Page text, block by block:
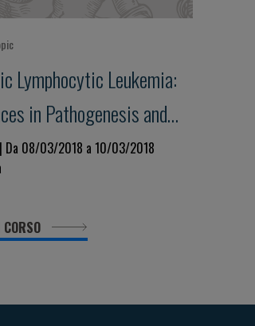
Lymphocytic Leukemia:
in Pathogenesis and
| Da 08/03/2018 a 10/03/2018